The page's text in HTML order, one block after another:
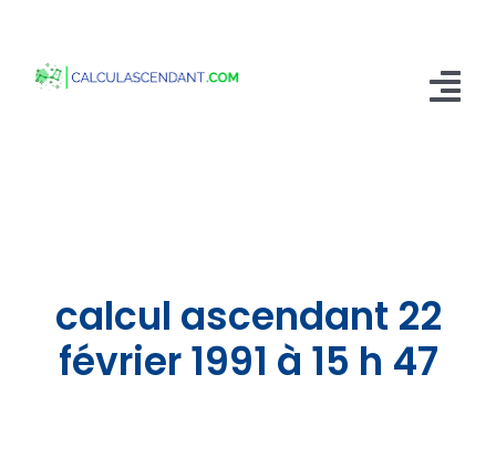
contenu
calcul ascendant 22
février 1991 à 15 h 47